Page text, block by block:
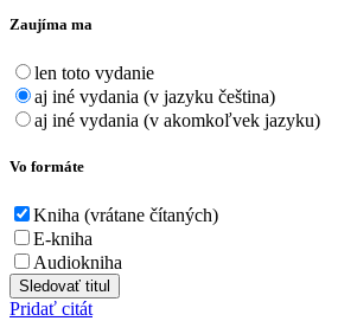
Zaujíma ma
len toto vydanie
aj iné vydania (v jazyku čeština)
aj iné vydania (v akomkoľvek jazyku)
Vo formáte
Kniha (vrátane čítaných)
E-kniha
Audiokniha
Sledovať titul
Pridať citát